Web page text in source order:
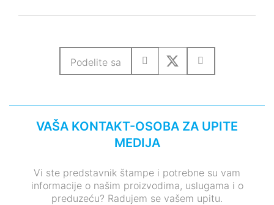
Podelite sa
VAŠA KONTAKT-OSOBA ZA UPITE
MEDIJA
Vi ste predstavnik štampe i potrebne su vam
informacije o našim proizvodima, uslugama i o
preduzeću? Radujem se vašem upitu.